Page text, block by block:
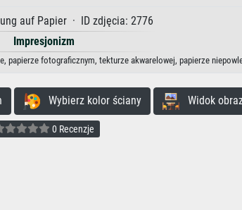
auf Papier · ID zdjęcia: 2776
Impresjonizm
papierze fotograficznym, tekturze akwarelowej, papierze
Wybierz kolor ściany Widok
0 Recenzje